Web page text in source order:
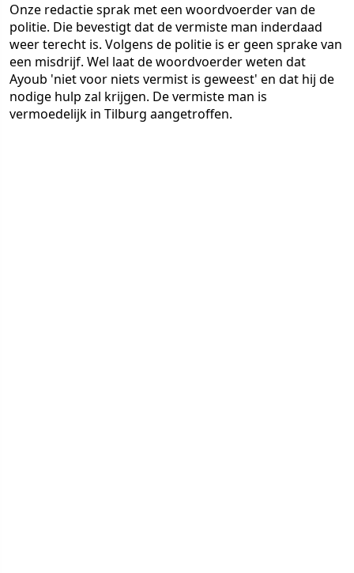
Onze redactie sprak met een woordvoerder van de
politie. Die bevestigt dat de vermiste man inderdaad
weer terecht is. Volgens de politie is er geen sprake van
een misdrijf. Wel laat de woordvoerder weten dat
Ayoub 'niet voor niets vermist is geweest' en dat hij de
nodige hulp zal krijgen. De vermiste man is
vermoedelijk in Tilburg aangetroffen.